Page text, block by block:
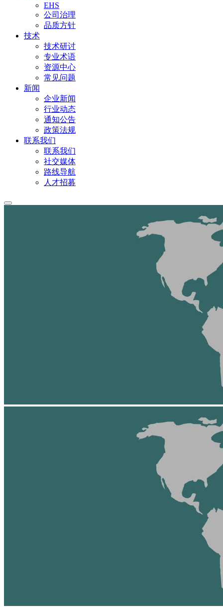
EHS
公司治理
品质方针
技术
技术研讨
专业术语
资源中心
常见问题
新闻
企业新闻
行业动态
通知公告
政策法规
联系我们
联系我们
社交媒体
路线导航
人才招募